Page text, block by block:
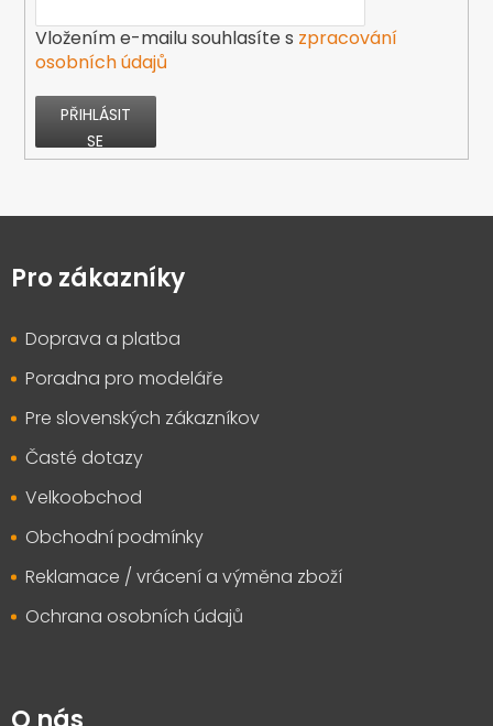
Vložením e-mailu souhlasíte s zpracování
osobních údajů
PŘIHLÁSIT
SE
pPro zákazníky
Doprava a platba
Poradna pro modeláře
Pre slovenských zákazníkov
Časté dotazy
Velkoobchod
Obchodní podmínky
Reklamace / vrácení a výměna zboží
Ochrana osobních údajů